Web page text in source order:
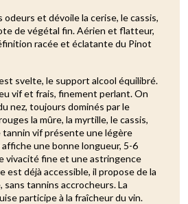
odeurs et dévoile la cerise, le cassis,
de végétal fin. Aérien et flatteur,
racée et éclatante du Pinot
svelte, le support alcool équilibré.
vif et frais, finement perlant. On
nez, toujours dominés par le
la mûre, la myrtille, le cassis,
tannin vif présente une légère
une bonne longueur, 5-6
vivacité fine et une astringence
est déjà accessible, il propose de la
sans tannins accrocheurs. La
participe à la fraîcheur du vin.